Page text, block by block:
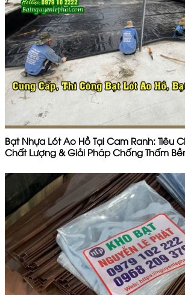
Bạt Nhựa Lót Ao Hồ Tại Cam Ranh: Tiêu
Chất Lượng & Giải Pháp Chống Thấm